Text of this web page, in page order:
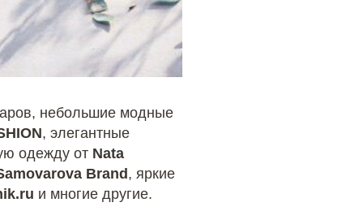
небольшие модные
, элегантные
одежду от Nata
Brand , яркие
и многие другие.